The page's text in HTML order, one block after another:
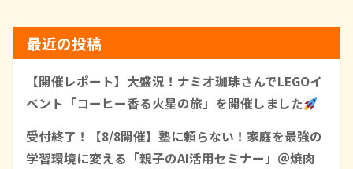
最近の投稿
【開催レポート】大盛況！ナミオ珈琲さんでLEGOイ
ベント「コーヒー香る火星の旅」を開催しました
受付終了！【8/8開催】塾に頼らない！家庭を最強の
学習環境に変える「親子のAI活用セミナー」＠焼肉